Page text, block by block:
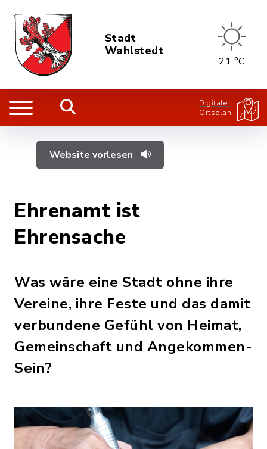
Stadt
Wahlstedt
21 °C
Digitaler
Ortsplan
Website vorlesen
Ehrenamt ist
Ehrensache
Was wäre eine Stadt ohne ihre
Vereine, ihre Feste und das damit
verbundene Gefühl von Heimat,
Gemeinschaft und Angekommen-
Sein?